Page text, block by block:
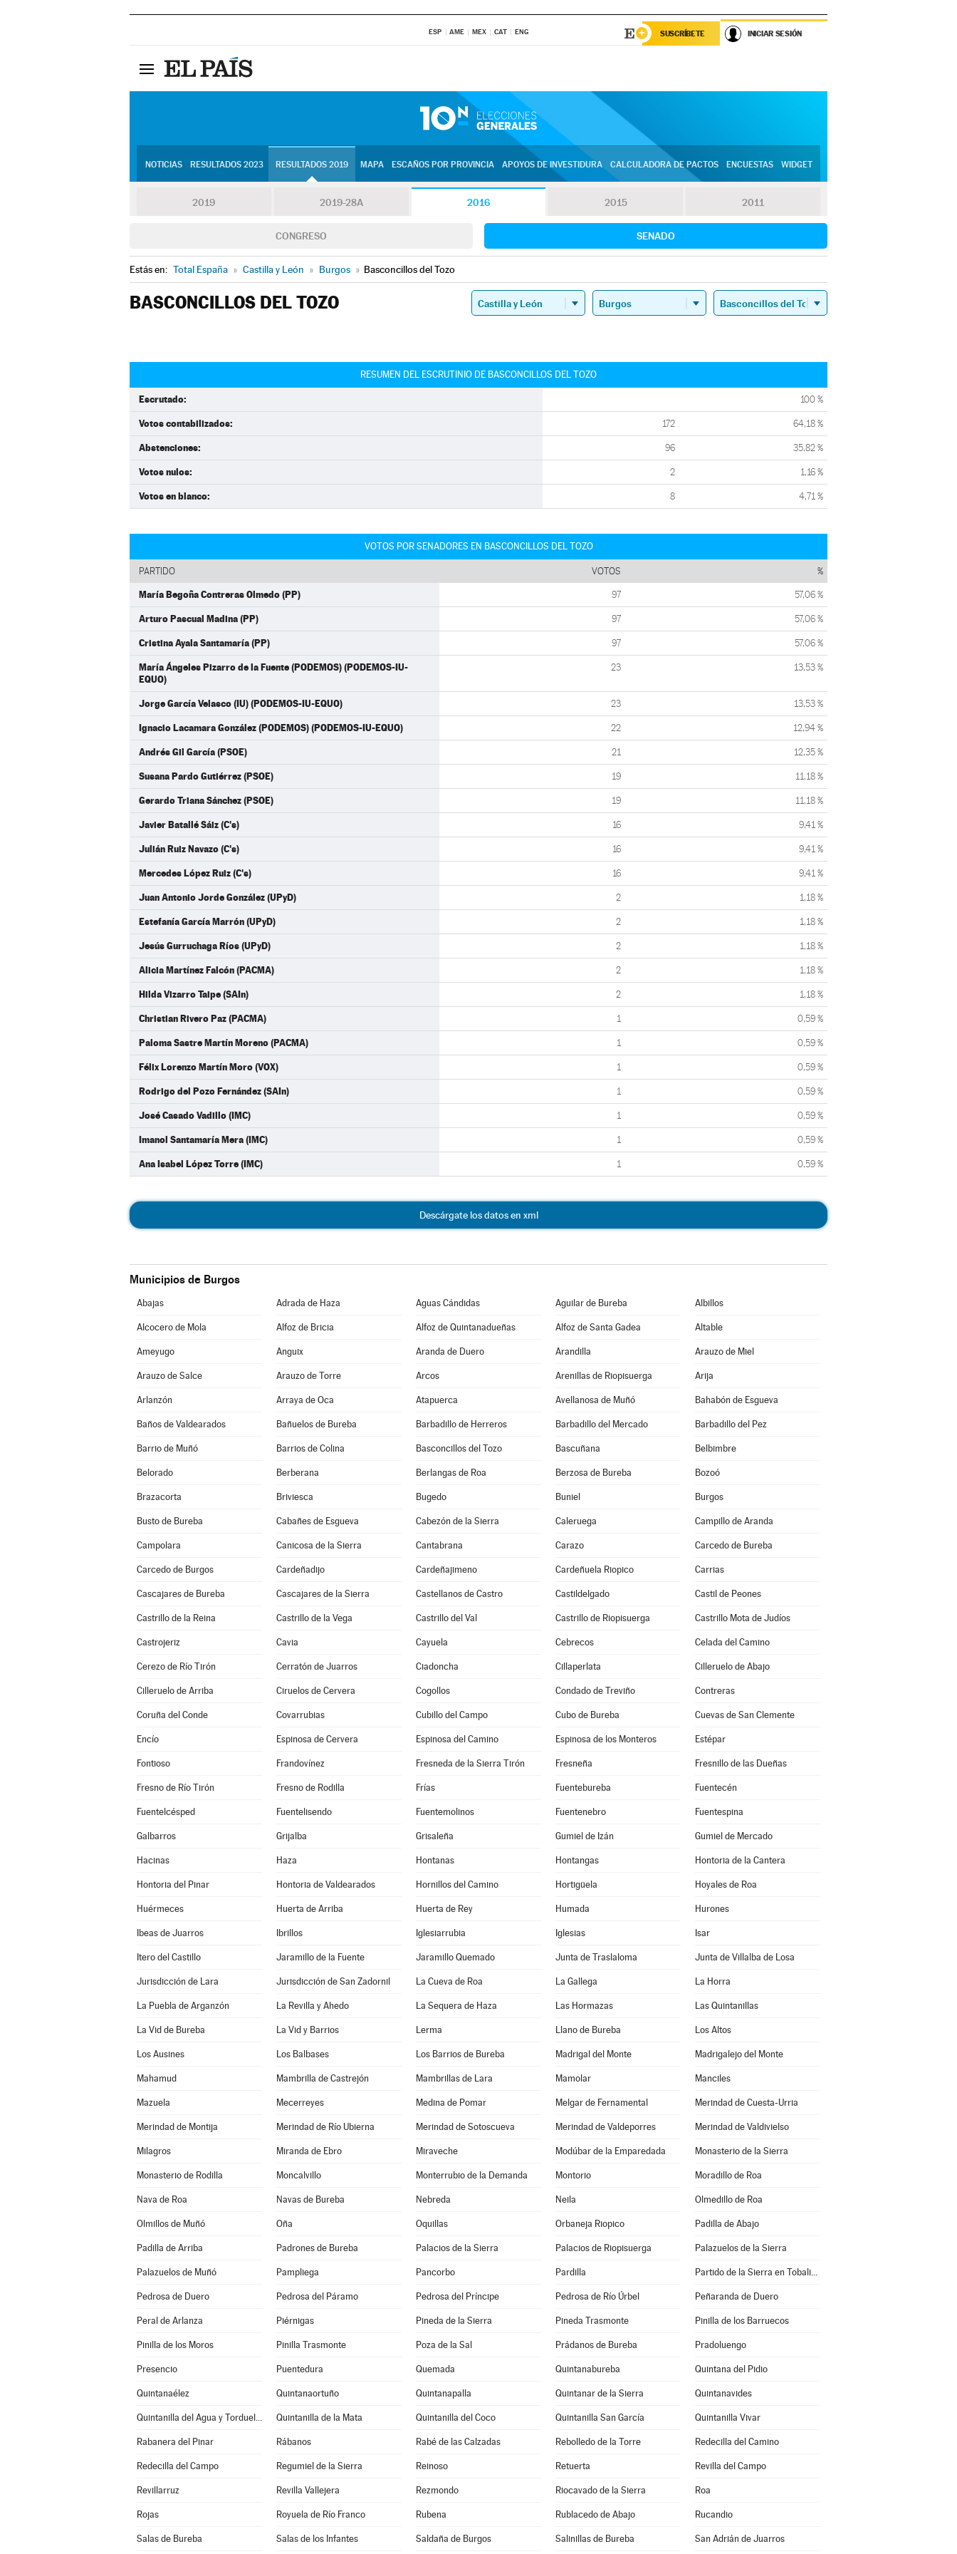
ESP AME MEX CAT ENG SUSCRÍBETE INICIAR SESIÓN
NOTICIAS RESULTADOS 2023 RESULTADOS 2019 MAPA ESCAÑOS POR PROVINCIA APOYOS DE INVESTIDURA CALCULADORA DE PACTOS ENCUESTAS WIDGET
2019 2019-28A 2016 2015 2011
CONGRESO SENADO
Estás en: Total España » Castilla y León » Burgos » Basconcillos del Tozo
BASCONCILLOS DEL TOZO
RESUMEN DEL ESCRUTINIO DE BASCONCILLOS DEL TOZO
Escrutado: 100 %
Votos contabilizados: 172 64,18 %
Abstenciones: 96 35,82 %
Votos nulos: 2 1,16 %
Votos en blanco: 8 4,71 %
VOTOS POR SENADORES EN BASCONCILLOS DEL TOZO
PARTIDO VOTOS %
María Begoña Contreras Olmedo (PP) 97 57,06 %
Arturo Pascual Madina (PP) 97 57,06 %
Cristina Ayala Santamaría (PP) 97 57,06 %
María Ángeles Pizarro de la Fuente (PODEMOS) (PODEMOS-IU-
EQUO)
23 13,53 %
Jorge García Velasco (IU) (PODEMOS-IU-EQUO) 23 13,53 %
Ignacio Lacamara González (PODEMOS) (PODEMOS-IU-EQUO) 22 12,94 %
Andrés Gil García (PSOE) 21 12,35 %
Susana Pardo Gutiérrez (PSOE) 19 11,18 %
Gerardo Triana Sánchez (PSOE) 19 11,18 %
Javier Batallé Sáiz (C's) 16 9,41 %
Julián Ruiz Navazo (C's) 16 9,41 %
Mercedes López Ruiz (C's) 16 9,41 %
Juan Antonio Jorde González (UPyD) 2 1,18 %
Estefanía García Marrón (UPyD) 2 1,18 %
Jesús Gurruchaga Ríos (UPyD) 2 1,18 %
Alicia Martínez Falcón (PACMA) 2 1,18 %
Hilda Vizarro Taipe (SAIn) 2 1,18 %
Christian Rivero Paz (PACMA) 1 0,59 %
Paloma Sastre Martín Moreno (PACMA) 1 0,59 %
Félix Lorenzo Martín Moro (VOX) 1 0,59 %
Rodrigo del Pozo Fernández (SAIn) 1 0,59 %
José Casado Vadillo (IMC) 1 0,59 %
Imanol Santamaría Mera (IMC) 1 0,59 %
Ana Isabel López Torre (IMC) 1 0,59 %
Descárgate los datos en xml
Municipios de Burgos
Abajas Adrada de Haza Aguas Cándidas Aguilar de Bureba Albillos
Alcocero de Mola Alfoz de Bricia Alfoz de Quintanadueñas Alfoz de Santa Gadea Altable
Ameyugo Anguix Aranda de Duero Arandilla Arauzo de Miel
Arauzo de Salce Arauzo de Torre Arcos Arenillas de Riopisuerga Arija
Arlanzón Arraya de Oca Atapuerca Avellanosa de Muñó Bahabón de Esgueva
Baños de Valdearados Bañuelos de Bureba Barbadillo de Herreros Barbadillo del Mercado Barbadillo del Pez
Barrio de Muñó Barrios de Colina Basconcillos del Tozo Bascuñana Belbimbre
Belorado Berberana Berlangas de Roa Berzosa de Bureba Bozoó
Brazacorta Briviesca Bugedo Buniel Burgos
Busto de Bureba Cabañes de Esgueva Cabezón de la Sierra Caleruega Campillo de Aranda
Campolara Canicosa de la Sierra Cantabrana Carazo Carcedo de Bureba
Carcedo de Burgos Cardeñadijo Cardeñajimeno Cardeñuela Riopico Carrias
Cascajares de Bureba Cascajares de la Sierra Castellanos de Castro Castildelgado Castil de Peones
Castrillo de la Reina Castrillo de la Vega Castrillo del Val Castrillo de Riopisuerga Castrillo Mota de Judíos
Castrojeriz Cavia Cayuela Cebrecos Celada del Camino
Cerezo de Río Tirón Cerratón de Juarros Ciadoncha Cillaperlata Cilleruelo de Abajo
Cilleruelo de Arriba Ciruelos de Cervera Cogollos Condado de Treviño Contreras
Coruña del Conde Covarrubias Cubillo del Campo Cubo de Bureba Cuevas de San Clemente
Encío Espinosa de Cervera Espinosa del Camino Espinosa de los Monteros Estépar
Fontioso Frandovínez Fresneda de la Sierra Tirón Fresneña Fresnillo de las Dueñas
Fresno de Río Tirón Fresno de Rodilla Frías Fuentebureba Fuentecén
Fuentelcésped Fuentelisendo Fuentemolinos Fuentenebro Fuentespina
Galbarros Grijalba Grisaleña Gumiel de Izán Gumiel de Mercado
Hacinas Haza Hontanas Hontangas Hontoria de la Cantera
Hontoria del Pinar Hontoria de Valdearados Hornillos del Camino Hortigüela Hoyales de Roa
Huérmeces Huerta de Arriba Huerta de Rey Humada Hurones
Ibeas de Juarros Ibrillos Iglesiarrubia Iglesias Isar
Itero del Castillo Jaramillo de la Fuente Jaramillo Quemado Junta de Traslaloma Junta de Villalba de Losa
Jurisdicción de Lara Jurisdicción de San Zadornil La Cueva de Roa La Gallega La Horra
La Puebla de Arganzón La Revilla y Ahedo La Sequera de Haza Las Hormazas Las Quintanillas
La Vid de Bureba La Vid y Barrios Lerma Llano de Bureba Los Altos
Los Ausines Los Balbases Los Barrios de Bureba Madrigal del Monte Madrigalejo del Monte
Mahamud Mambrilla de Castrejón Mambrillas de Lara Mamolar Manciles
Mazuela Mecerreyes Medina de Pomar Melgar de Fernamental Merindad de Cuesta-Urria
Merindad de Montija Merindad de Río Ubierna Merindad de Sotoscueva Merindad de Valdeporres Merindad de Valdivielso
Milagros Miranda de Ebro Miraveche Modúbar de la Emparedada Monasterio de la Sierra
Monasterio de Rodilla Moncalvillo Monterrubio de la Demanda Montorio Moradillo de Roa
Nava de Roa Navas de Bureba Nebreda Neila Olmedillo de Roa
Olmillos de Muñó Oña Oquillas Orbaneja Riopico Padilla de Abajo
Padilla de Arriba Padrones de Bureba Palacios de la Sierra Palacios de Riopisuerga Palazuelos de la Sierra
Palazuelos de Muñó Pampliega Pancorbo Pardilla Partido de la Sierra en Tobalina
Pedrosa de Duero Pedrosa del Páramo Pedrosa del Príncipe Pedrosa de Río Úrbel Peñaranda de Duero
Peral de Arlanza Piérnigas Pineda de la Sierra Pineda Trasmonte Pinilla de los Barruecos
Pinilla de los Moros Pinilla Trasmonte Poza de la Sal Prádanos de Bureba Pradoluengo
Presencio Puentedura Quemada Quintanabureba Quintana del Pidio
Quintanaélez Quintanaortuño Quintanapalla Quintanar de la Sierra Quintanavides
Quintanilla del Agua y Tordueles Quintanilla de la Mata Quintanilla del Coco Quintanilla San García Quintanilla Vivar
Rabanera del Pinar Rábanos Rabé de las Calzadas Rebolledo de la Torre Redecilla del Camino
Redecilla del Campo Regumiel de la Sierra Reinoso Retuerta Revilla del Campo
Revillarruz Revilla Vallejera Rezmondo Riocavado de la Sierra Roa
Rojas Royuela de Río Franco Rubena Rublacedo de Abajo Rucandio
Salas de Bureba Salas de los Infantes Saldaña de Burgos Salinillas de Bureba San Adrián de Juarros